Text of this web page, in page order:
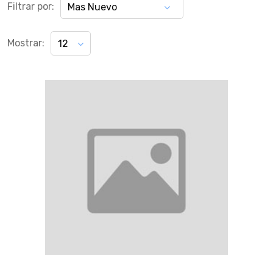
Filtrar por: Mas Nuevo
Mostrar: 12